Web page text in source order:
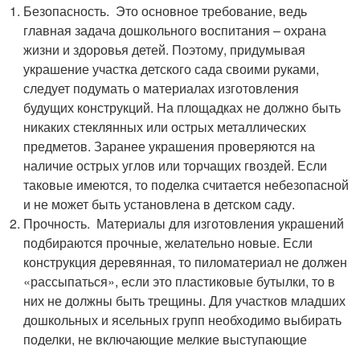
Безопасность. Это основное требование, ведь
главная задача дошкольного воспитания – охрана
жизни и здоровья детей. Поэтому, придумывая
украшение участка детского сада своими руками,
следует подумать о материалах изготовления
будущих конструкций. На площадках не должно быть
никаких стеклянных или острых металлических
предметов. Заранее украшения проверяются на
наличие острых углов или торчащих гвоздей. Если
таковые имеются, то поделка считается небезопасной
и не может быть установлена в детском саду.
Прочность. Материалы для изготовления украшений
подбираются прочные, желательно новые. Если
конструкция деревянная, то пиломатериал не должен
«рассыпаться», если это пластиковые бутылки, то в
них не должны быть трещины. Для участков младших
дошкольных и ясельных групп необходимо выбирать
поделки, не включающие мелкие выступающие